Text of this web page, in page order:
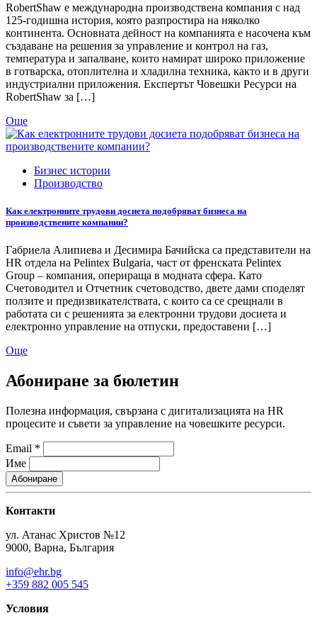
RobertShaw е международна производствена компания с над
125-годишна история, която разпростира на няколко
континента. Основната дейност на компанията е насочена към
създаване на решения за управление и контрол на газ,
температура и запалване, които намират широко приложение
в готварска, отоплителна и хладилна техника, както и в други
индустриални приложения. Експертът Човешки Ресурси на
RobertShaw за […]
Още
Бизнес истории
Производство
Как електронните трудови досиета подобряват бизнеса на
производствените компании?
Габриела Алипиева и Десимира Бачийска са представители на
HR отдела на Pelintex Bulgaria, част от френската Pelintex
Group – компания, оперираща в модната сфера. Като
Счетоводител и Отчетник счетоводство, двете дами споделят
ползите и предизвикателствата, с които са се срещнали в
работата си с решенията за електронни трудови досиета и
електронно управление на отпуски, предоставени […]
Още
Абониране за бюлетин
Полезна информация, свързана с дигитализацията на HR
процесите и съвети за управление на човешките ресурси.
Email *
Име
Контакти
ул. Атанас Христов №12
9000, Варна, България
info@ehr.bg
+359 882 005 545
Условия